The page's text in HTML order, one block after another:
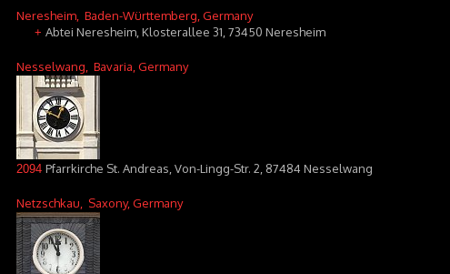
Neresheim , Baden-Württemberg, Germany
+ Abtei Neresheim, Klosterallee 31, 73450 Neresheim
Nesselwang , Bavaria, Germany
2094 Pfarrkirche St. Andreas, Von-Lingg-Str. 2, 87484 Nesselwang
Netzschkau , Saxony, Germany